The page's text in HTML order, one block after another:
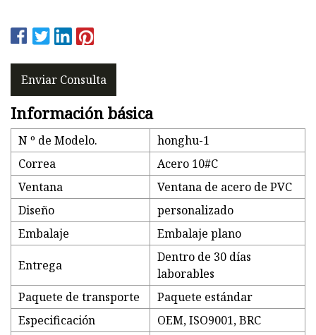
Enviar Consulta
Información básica
N º de Modelo.
honghu-1
Correa
Acero 10#C
Ventana
Ventana de acero de PVC
Diseño
personalizado
Embalaje
Embalaje plano
Entrega
Dentro de 30 días
laborables
Paquete de transporte
Paquete estándar
Especificación
OEM, ISO9001, BRC